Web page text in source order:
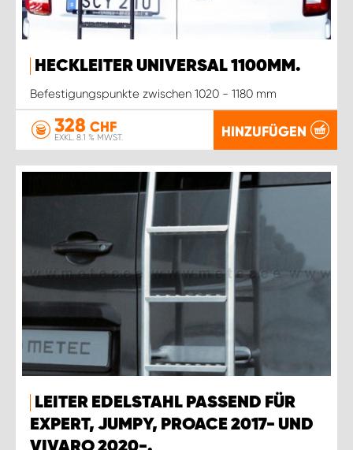
HECKLEITER UNIVERSAL 1100MM.
Befestigungspunkte zwischen 1020 - 1180 mm
328 CHF
EXKL. 8.1 % MWST. HINZUFÜGEN
LEITER EDELSTAHL PASSEND FÜR
EXPERT, JUMPY, PROACE 2017- UND